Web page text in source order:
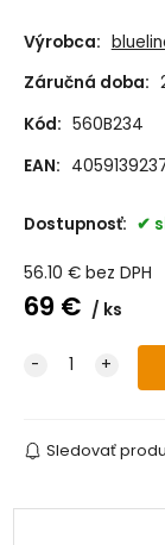
Výrobca:
Záručná doba:
Kód: 560B234
EAN:
Dostupnosť:
56.10 € bez DPH
69 € ks
Sledovať